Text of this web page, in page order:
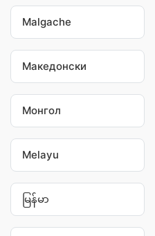
Malgache
Македонски
Монгол
Melayu
မြန်မာ